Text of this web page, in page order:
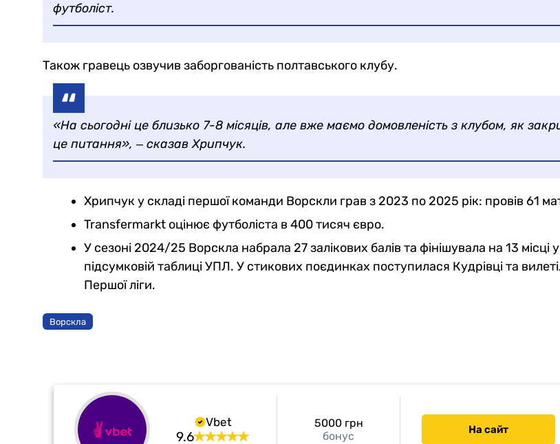
футболіст.
Також гравець озвучив заборгованість полтавського клубу.
«На сьогодні це близько 7-8 місяців, але вже маємо домовленість з клубом, як
це питання», ‒ сказав Хрипчук.
Хрипчук у складі першої команди Ворскли грав з 2023 по 2025 рік: провів 61
Transfermarkt оцінює футболіста в 400 тисяч євро.
У сезоні 2024/25 Ворскла набрала 27 залікових балів та фінішувала на 13 місці у
підсумковій таблиці УПЛ. У стикових поєдинках поступилася Кудрівці та
Першої ліги.
Ворскла
Vbet
9.6 бонус
5000 грн На сайт